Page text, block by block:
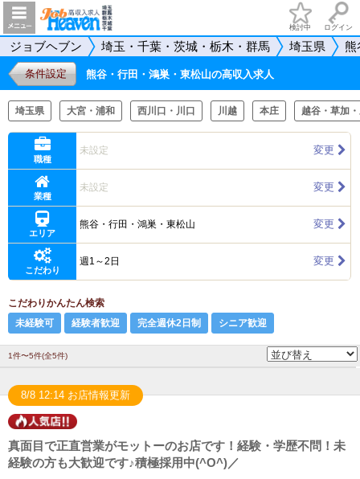
検討中 ログイン
ジョブヘブン 埼玉・千葉・茨城・栃木・群馬 埼玉県 熊
条件設定 熊谷・行田・鴻巣・東松山の高収入求人
埼玉県 大宮・浦和 西川口・川口 川越 本庄 越谷・草加
職種
未設定 変更
業種
未設定 変更
エリア
熊谷・行田・鴻巣・東松山 変更
こだわり
週1～2日 変更
こだわりかんたん検索
未経験可
経験者歓迎 完全週休2日制 シニア歓迎
1件〜5件(全5件)
8/8 12:14 お店情報更新
真面目で正直営業がモットーのお店です！経験・学歴不問！未
経験の方も大歓迎です♪積極採用中(^O^)／